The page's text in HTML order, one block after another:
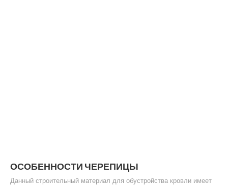
ОСОБЕННОСТИ ЧЕРЕПИЦЫ
Данный строительный материал для обустройства кровли имеет